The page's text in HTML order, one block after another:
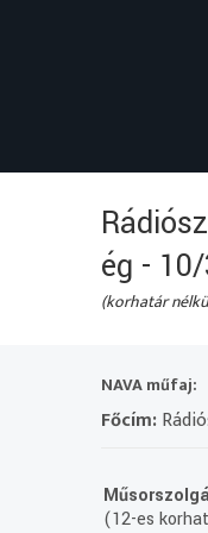
ég -
(korhatár
NAVA műfaj:
Főcím:
(12-es